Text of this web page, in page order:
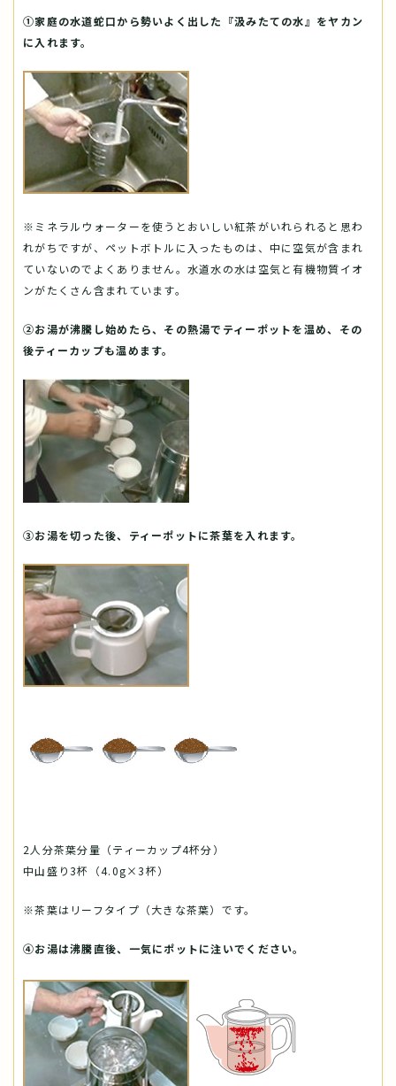
①家庭の水道蛇口から勢いよく出した『汲みたての水』をヤカン
に入れます。
※ミネラルウォーターを使うとおいしい紅茶がいれられると思わ
れがちですが、ペットボトルに入ったものは、中に空気が含まれ
ていないのでよくありません。水道水の水は空気と有機物質イオ
ンがたくさん含まれています。
②お湯が沸騰し始めたら、その熱湯でティーポットを温め、その
後ティーカップも温めます。
③お湯を切った後、ティーポットに茶葉を入れます。
2人分茶葉分量（ティーカップ4杯分）
中山盛り3杯（4.0g×3杯）
※茶葉はリーフタイプ（大きな茶葉）です。
④お湯は沸騰直後、一気にポットに注いでください。